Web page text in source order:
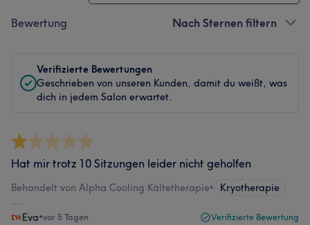
Bewertung Nach Sternen filtern
Verifizierte Bewertungen
Geschrieben von unseren Kunden, damit du weißt, was
dich in jedem Salon erwartet.
Hat mir trotz 10 Sitzungen leider nicht geholfen
Behandelt von Alpha Cooling Kältetherapie• Kryotherapie
Eva•vor 5 Tagen Verifizierte Bewertung